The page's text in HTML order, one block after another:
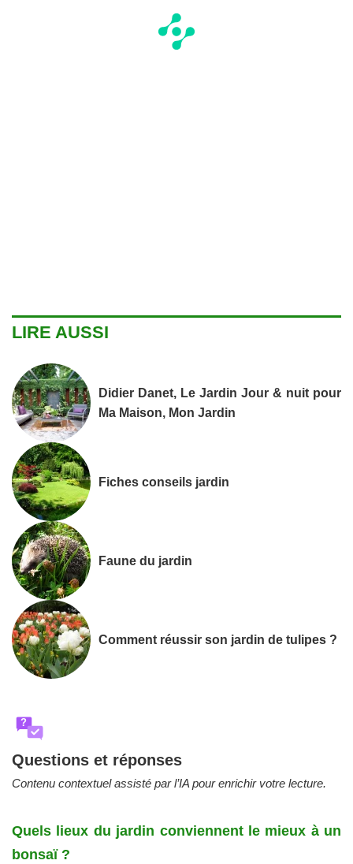
LIRE AUSSI
Didier Danet, Le Jardin Jour & nuit pour
Ma Maison, Mon Jardin
Fiches conseils jardin
Faune du jardin
Comment réussir son jardin de tulipes ?
?
Questions et réponses
Contenu contextuel assisté par l’IA pour enrichir votre lecture.
Quels lieux du jardin conviennent le mieux à un
bonsaï ?